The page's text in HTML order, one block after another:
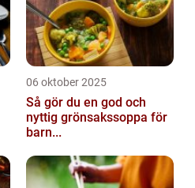
06 oktober 2025
Så gör du en god och
nyttig grönsakssoppa för
barn...